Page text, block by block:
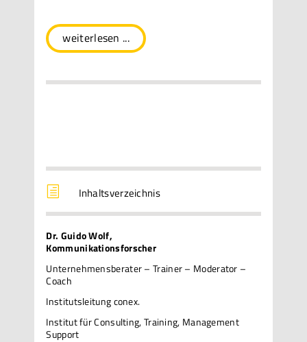
weiterlesen ...
h Inhaltsverzeichnis
Dr. Guido Wolf,
Kommunikationsforscher
Unternehmensberater – Trainer – Moderator –
Coach
Institutsleitung conex.
Institut für Consulting, Training, Management
Support